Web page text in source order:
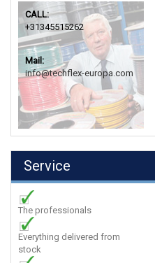
CALL:
+31345515262
Mail:
info@techflex-europa.com
Service
The professionals
Everything delivered from
stock